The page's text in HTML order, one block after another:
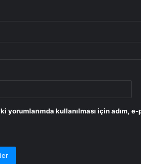
yorumlarımda kullanılması için adım,